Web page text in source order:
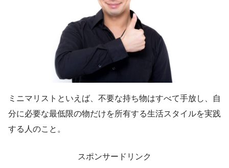
ミニマリストといえば、不要な持ち物はすべて手放し、自
分に必要な最低限の物だけを所有する生活スタイルを実践
する人のこと。
スポンサードリンク